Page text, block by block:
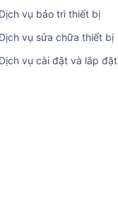
Dịch vụ bảo trì thiết bị
Dịch vụ sửa chữa thiết bị
Dịch vụ cài đặt và lắp đặt